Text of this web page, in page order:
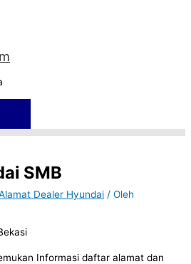
SMB
Dealer Hyundai / Oleh
Informasi daftar alamat dan